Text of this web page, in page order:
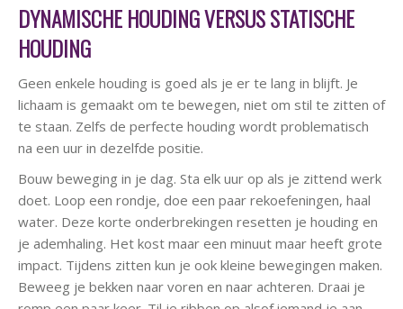
DYNAMISCHE HOUDING VERSUS STATISCHE
HOUDING
Geen enkele houding is goed als je er te lang in blijft. Je
lichaam is gemaakt om te bewegen, niet om stil te zitten of
te staan. Zelfs de perfecte houding wordt problematisch
na een uur in dezelfde positie.
Bouw beweging in je dag. Sta elk uur op als je zittend werk
doet. Loop een rondje, doe een paar rekoefeningen, haal
water. Deze korte onderbrekingen resetten je houding en
je ademhaling. Het kost maar een minuut maar heeft grote
impact. Tijdens zitten kun je ook kleine bewegingen maken.
Beweeg je bekken naar voren en naar achteren. Draai je